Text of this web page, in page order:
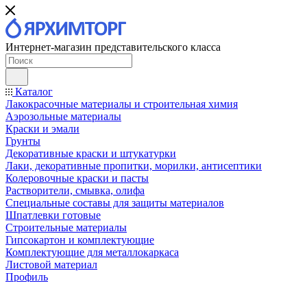
Интернет-магазин представительского класса
Каталог
Лакокрасочные материалы и строительная химия
Аэрозольные материалы
Краски и эмали
Грунты
Декоративные краски и штукатурки
Лаки, декоративные пропитки, морилки, антисептики
Колеровочные краски и пасты
Растворители, смывка, олифа
Специальные составы для защиты материалов
Шпатлевки готовые
Строительные материалы
Гипсокартон и комплектующие
Комплектующие для металлокаркаса
Листовой материал
Профиль